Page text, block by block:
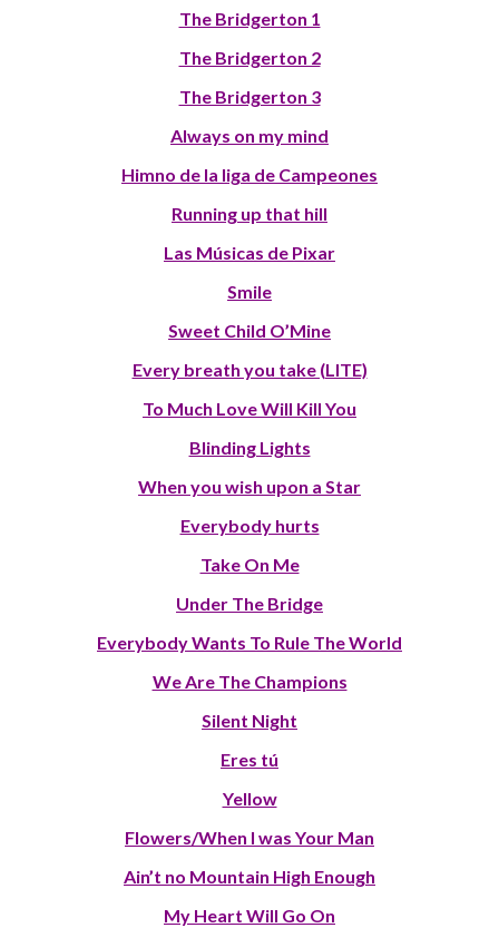
The Bridgerton 1
The Bridgerton 2
The Bridgerton 3
Always on my mind
Himno de la liga de Campeones
Running up that hill
Las Músicas de Pixar
Smile
Sweet Child O’Mine
Every breath you take (LITE)
To Much Love Will Kill You
Blinding Lights
When you wish upon a Star
Everybody hurts
Take On Me
Under The Bridge
Everybody Wants To Rule The World
We Are The Champions
Silent Night
Eres tú
Yellow
Flowers/When I was Your Man
Ain’t no Mountain High Enough
My Heart Will Go On